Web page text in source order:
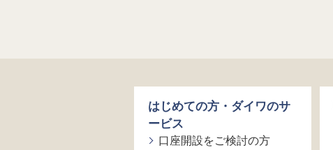
はじめての方・ダイワのサ
ービス
口座開設をご検討の方